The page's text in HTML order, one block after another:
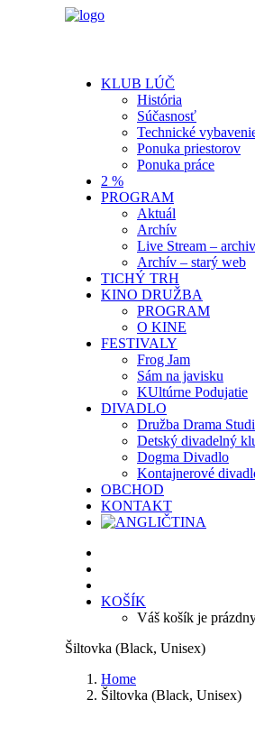
KLUB LÚČ
História
Súčasnosť
Technické
Ponuka priestorov
Ponuka práce
2 %
PROGRAM
Aktuál
Archív
Live Stream – archiv
Archív – starý web
TICHÝ TRH
KINO DRUŽBA
PROGRAM
O KINE
FESTIVALY
Frog Jam
Sám na javisku
KUltúrne Podujatie
DIVADLO
Družba Drama
Detský divadelný
Dogma Divadlo
Kontajnerové
OBCHOD
KONTAKT
KOŠÍK
Váš košík je
Šiltovka (Black, Unisex)
Home
Šiltovka (Black, Unisex)